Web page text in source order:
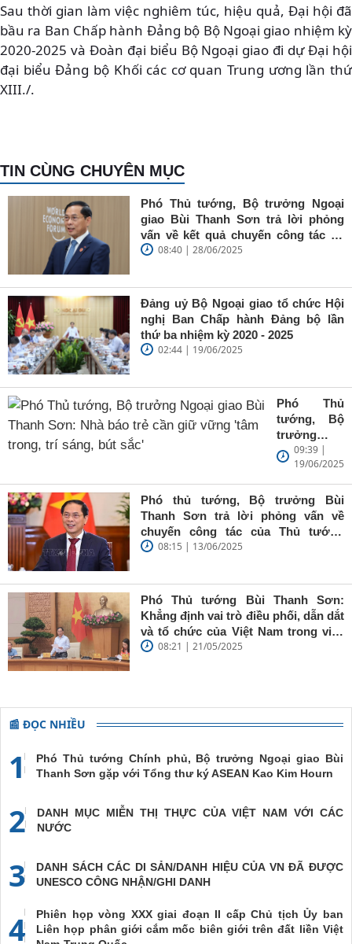
Sau thời gian làm việc nghiêm túc, hiệu quả, Đại hội đã
bầu ra Ban Chấp hành Đảng bộ Bộ Ngoại giao nhiệm kỳ
2020-2025 và Đoàn đại biểu Bộ Ngoại giao đi dự Đại hội
đại biểu Đảng bộ Khối các cơ quan Trung ương lần thứ
XIII./.
TIN CÙNG CHUYÊN MỤC
Phó Thủ tướng, Bộ trưởng Ngoại
giao Bùi Thanh Sơn trả lời phỏng
vấn về kết quả chuyến công tác tại
Trung Quốc của Thủ tướng Chính
08:40 | 28/06/2025
Đảng uỷ Bộ Ngoại giao tổ chức Hội
nghị Ban Chấp hành Đảng bộ lần
thứ ba nhiệm kỳ 2020 - 2025
02:44 | 19/06/2025
Phó Thủ
tướng, Bộ
trưởng
Ngoại giao
Bùi Thanh
Sơn: Nhà
báo trẻ cần
giữ vững
'tâm trong,
09:39 |
19/06/2025
Phó thủ tướng, Bộ trưởng Bùi
Thanh Sơn trả lời phỏng vấn về
chuyến công tác của Thủ tướng
Chính phủ đến Estonia, Pháp và
08:15 | 13/06/2025
Phó Thủ tướng Bùi Thanh Sơn:
Khẳng định vai trò điều phối, dẫn dắt
và tổ chức của Việt Nam trong việc
đề cao chủ nghĩa đa phương, đoàn
08:21 | 21/05/2025
📰 ĐỌC NHIỀU
1
Phó Thủ tướng Chính phủ, Bộ trưởng Ngoại giao Bùi
Thanh Sơn gặp với Tổng thư ký ASEAN Kao Kim Hourn
2
DANH MỤC MIỄN THỊ THỰC CỦA VIỆT NAM VỚI CÁC
NƯỚC
3
DANH SÁCH CÁC DI SẢN/DANH HIỆU CỦA VN ĐÃ ĐƯỢC
UNESCO CÔNG NHẬN/GHI DANH
4
Phiên họp vòng XXX giai đoạn II cấp Chủ tịch Ủy ban
Liên họp phân giới cắm mốc biên giới trên đất liền Việt